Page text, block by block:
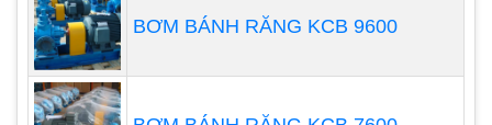
nhiều loại hóa chất có tính ăn mòn như axit, bazo,
muối,... Các vật liệu thường được sử dụng trong
bơm hóa chất FTI bao gồm:
BƠM BÁNH RĂNG KCB 9600